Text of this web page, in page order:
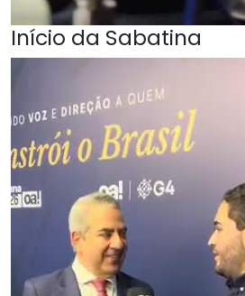
Início da Sabatina